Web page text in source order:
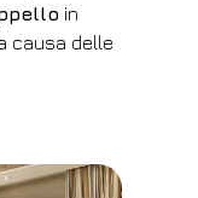
in
causa delle